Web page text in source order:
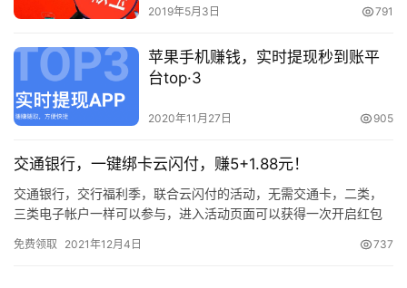
2019年5月3日 791
苹果手机赚钱，实时提现秒到账平
台top·3
2020年11月27日 905
交通银行，一键绑卡云闪付，赚5+1.88元！
交通银行，交行福利季，联合云闪付的活动，无需交通卡，二类，
三类电子帐户一样可以参与，进入活动页面可以获得一次开启红包
付…
免费领取 2021年12月4日 737